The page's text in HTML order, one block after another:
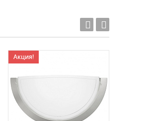
Акция!